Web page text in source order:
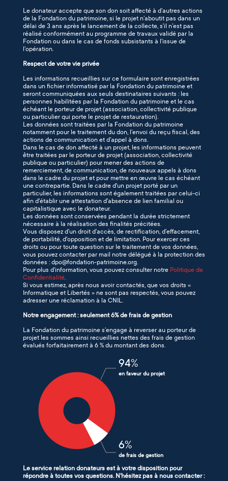
Le donateur accepte que son don soit affecté à d’autres actions
de la Fondation du patrimoine, si le projet n’aboutit pas dans un
délai de 3 ans après le lancement de la collecte, s’il n’est pas
réalisé conformément au programme de travaux validé par la
Fondation ou dans le cas de fonds subsistants à l’issue de
l’opération.
Respect de votre vie privée
Les informations recueillies sur ce formulaire sont enregistrées
dans un fichier informatisé par la Fondation du patrimoine et
seront communiquées aux seuls destinataires suivants : les
personnes habilitées par la Fondation du patrimoine et le cas
échéant le porteur de projet (association, collectivité publique
ou particulier qui porte le projet de restauration).
Les données sont traitées par la Fondation du patrimoine
notamment pour le traitement du don, l’envoi du reçu fiscal, des
actions de communication et d’appel à dons.
Dans le cas de don affecté à un projet, les informations peuvent
être traitées par le porteur de projet (association, collectivité
publique ou particulier) pour mener des actions de
remerciement, de communication, de nouveaux appels à dons
dans le cadre du projet et pour mettre en œuvre le cas échéant
une contrepartie. Dans le cadre d'un projet porté par un
particulier, les informations sont également traitées par celui-ci
afin d'établir une attestation d'absence de lien familial ou
capitalistique avec le donateur.
Les données sont conservées pendant la durée strictement
nécessaire à la réalisation des finalités précitées.
Vous disposez d’un droit d’accès, de rectification, d’effacement,
de portabilité, d'opposition et de limitation. Pour exercer ces
droits ou pour toute question sur le traitement de vos données,
vous pouvez contacter par mail notre délégué à la protection des
données : dpo@fondation-patrimoine.org.
Pour plus d’information, vous pouvez consulter notre Politique de
Confidentialité
Si vous estimez, après nous avoir contactés, que vos droits «
Informatique et Libertés » ne sont pas respectés, vous pouvez
adresser une réclamation à la CNIL.
Notre engagement : seulement 6% de frais de gestion
La Fondation du patrimoine s’engage à reverser au porteur de
projet les sommes ainsi recueillies nettes des frais de gestion
évalués forfaitairement à 6 % du montant des dons.
94%
en faveur du projet
6%
de frais de gestion
Le service relation donateurs est à votre disposition pour
répondre à toutes vos questions. N'hésitez pas à nous contacter :